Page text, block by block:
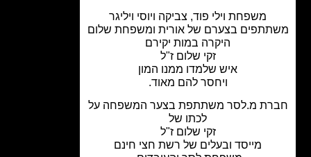
משפחת וילי פוד, צביקה ויוסי ויליגר
בצערם של אורית ומשפחת שלום
היקרה במות יקירם
זקי שלום ז"ל
איש שלמדו ממנו המון
ויחסר להם מאוד.
מ.לסרמשתתפת בצער המשפחה על
לכתו של
זקי שלום ז"ל
מייסד ובעלים של רשת חצי חינם